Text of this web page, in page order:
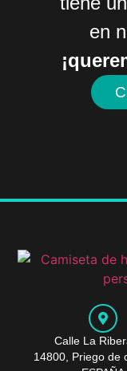
en
Calle La
14800, Priego de